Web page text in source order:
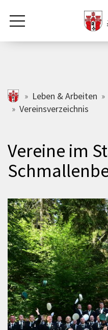
Zum Hauptinhalt springen
Rathaus & Politik
Tourismus
Wirtschaft
schmallenberg.de
Leben & Arbeiten
Vereinsverzeichnis
Vereine im